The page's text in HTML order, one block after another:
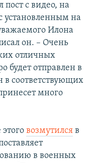
пост с видео, на
установленным на
Илона
он. – Очень
отличных
будет отправлен в
в соответствующих
много
возмутился в
в военных